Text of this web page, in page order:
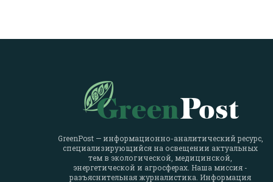
GreenPost — информационно-аналитический ресурс,
специализирующийся на освещении актуальных
тем в экологической, медицинской,
энергетической и агросферах. Наша миссия -
разъяснительная журналистика. Информация